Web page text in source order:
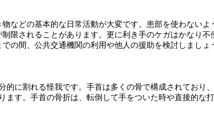
などの基本的な日常活動が大変です。患部を使わないよ
限されることがあります。更に利き手のケガはかなり不
の間、公共交通機関の利用や他人の援助を検討しましょ
的に割れる怪我です。手首は多くの骨で構成されており
ます。手首の骨折は、転倒して手をついた時や直接的な